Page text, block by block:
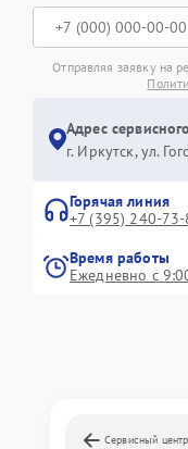
Отправляя заявку на
Адрес
г. Иркутск, ул.
Горячая линия
+7 (395) 240-
Время работы
Ежедневно с
Сервисный